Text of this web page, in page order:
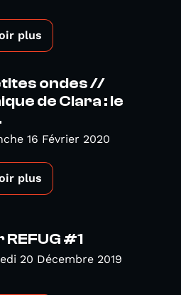
plus
ondes //
de Clara : le
16 Février 2020
plus
#1
20 Décembre 2019